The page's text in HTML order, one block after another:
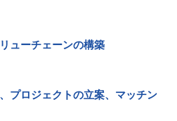
ューチェーンの構築
プロジェクトの立案、マッチン